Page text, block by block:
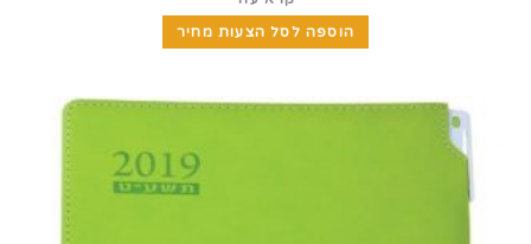
הוספה לסל הצעות מחיר